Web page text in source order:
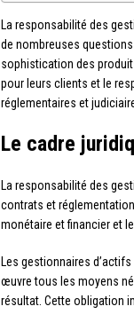
La responsabilité des
de nombreuses
sophistication des
pour leurs clients et le
réglementaires et
Le cadre
La responsabilité des
contrats et
monétaire et financier et
Les gestionnaires
œuvre tous les moyens
résultat. Cette obligation